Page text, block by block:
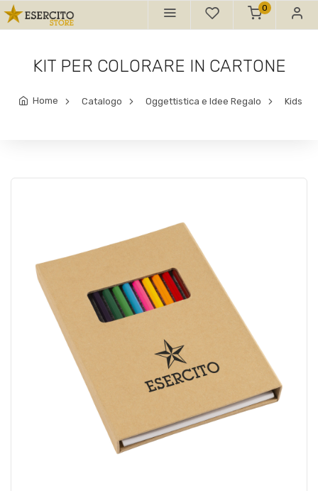
0
KIT PER COLORARE IN CARTONE
Home Catalogo Oggettistica e Idee Regalo Kids